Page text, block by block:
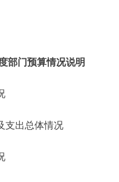
门预算情况说明
出总体情况